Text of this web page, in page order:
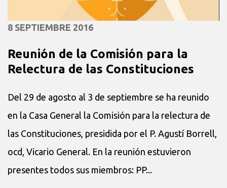
8 SEPTIEMBRE 2016
Reunión de la Comisión para la
Relectura de las Constituciones
Del 29 de agosto al 3 de septiembre se ha reunido
en la Casa General la Comisión para la relectura de
las Constituciones, presidida por el P. Agustí Borrell,
ocd, Vicario General. En la reunión estuvieron
presentes todos sus miembros: PP...